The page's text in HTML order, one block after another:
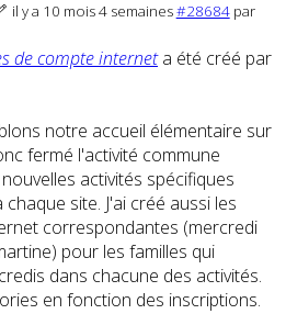
il y a 10 mois 4 semaines#28684 par
de compte interneta été créé par
notre accueil élémentaire sur
fermé l'activité commune
activités spécifiques
site. J'ai créé aussi les
correspondantes (mercredi
pour les familles qui
dans chacune des activités.
en fonction des inscriptions.